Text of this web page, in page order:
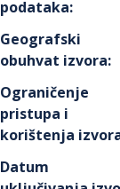
podataka:
Geografski
obuhvat izvora:
Ograničenje
pristupa i
korištenja
Datum